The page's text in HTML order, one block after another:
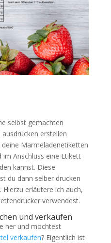
selbst gemachten
erstellen
Marmeladenetiketten
Anschluss eine Etikett
kannst. Diese
du dann selber drucken
erläutere ich auch,
verwendest.
und verkaufen
her und möchtest
verkaufen? Eigentlich ist